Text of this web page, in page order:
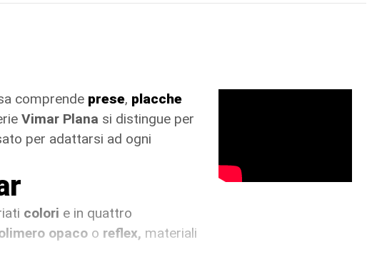
comprende prese, placche
Vimar Plana si distingue per
per adattarsi ad ogni
colori e in quattro
opacoo reflex, materiali